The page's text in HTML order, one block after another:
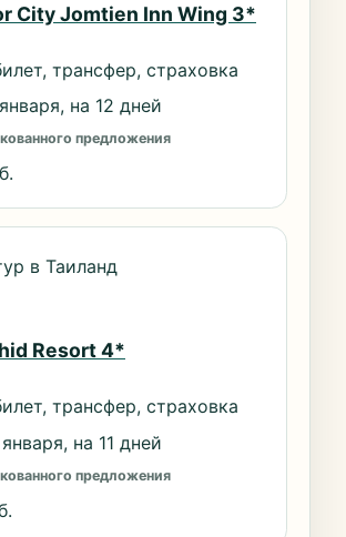
City Jomtien Inn Wing 3*
трансфер, страховка
на 12 дней
предложения
в Таиланд
Resort 4*
трансфер, страховка
на 11 дней
предложения